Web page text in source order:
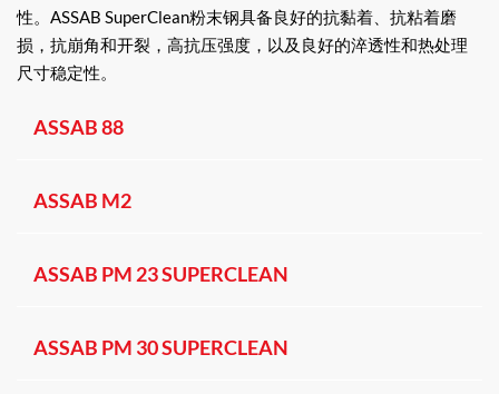
性。ASSAB SuperClean粉末钢具备良好的抗黏着、抗粘着磨
损，抗崩角和开裂，高抗压强度，以及良好的淬透性和热处理
尺寸稳定性。
ASSAB 88
ASSAB M2
ASSAB PM 23 SUPERCLEAN
ASSAB PM 30 SUPERCLEAN